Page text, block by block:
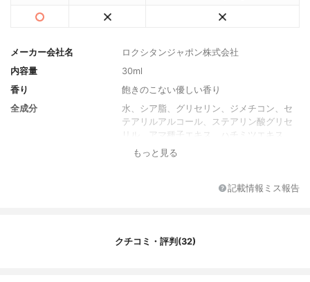
メーカー会社名
ロクシタンジャポン株式会社
内容量
30ml
香り
飽きのこない優しい香り
全成分
水、シア脂、グリセリン、ジメチコン、セ
テアリルアルコール、ステアリン酸グリセ
リル、アマ種子エキス、ハチミツエキス、
アーモンド果実エキス、アルテア根エキ
レス-33、尿素、キサンタンガム、ステアリ
フェノキシエタノール、クロルフェネシ
もっと見る
記載情報ミス報告
クチコミ・評判(32)